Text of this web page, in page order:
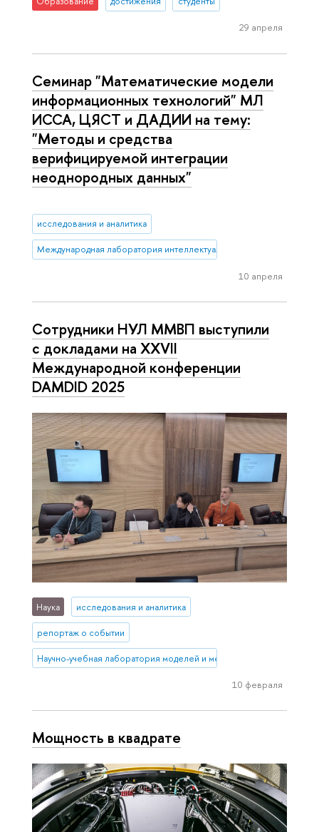
29 апреля
Семинар "Математические модели
информационных технологий" МЛ
ИССА, ЦЯСТ и ДАДИИ на тему:
"Методы и средства
верифицируемой интеграции
неоднородных данных"
исследования и аналитика
Международная лаборатория интеллектуальных систем и
10 апреля
Сотрудники НУЛ ММВП выступили
с докладами на XXVII
Международной конференции
DAMDID 2025
Наука исследования и аналитика
репортаж о событии
Научно-учебная лаборатория моделей и методов вычислительной
10 февраля
Мощность в квадрате